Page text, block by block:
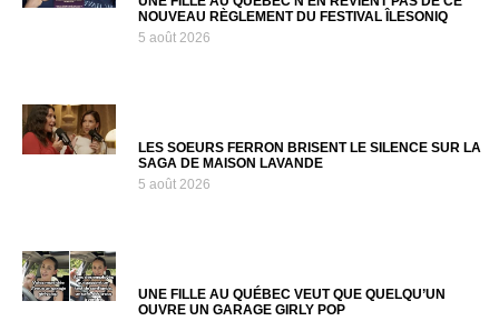
NOUVEAU RÈGLEMENT DU FESTIVAL ÎLESONIQ
5 août 2026
LES SOEURS FERRON BRISENT LE SILENCE SUR LA
SAGA DE MAISON LAVANDE
5 août 2026
UNE FILLE AU QUÉBEC VEUT QUE QUELQU’UN
OUVRE UN GARAGE GIRLY POP